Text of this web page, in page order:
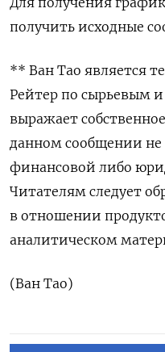
получить исходные
** Ван Тао является
Рейтер по сырьевым
выражает
данном сообщении не
финансовой либо
Читателям следует
в отношении
аналитическом
(Ван Тао)